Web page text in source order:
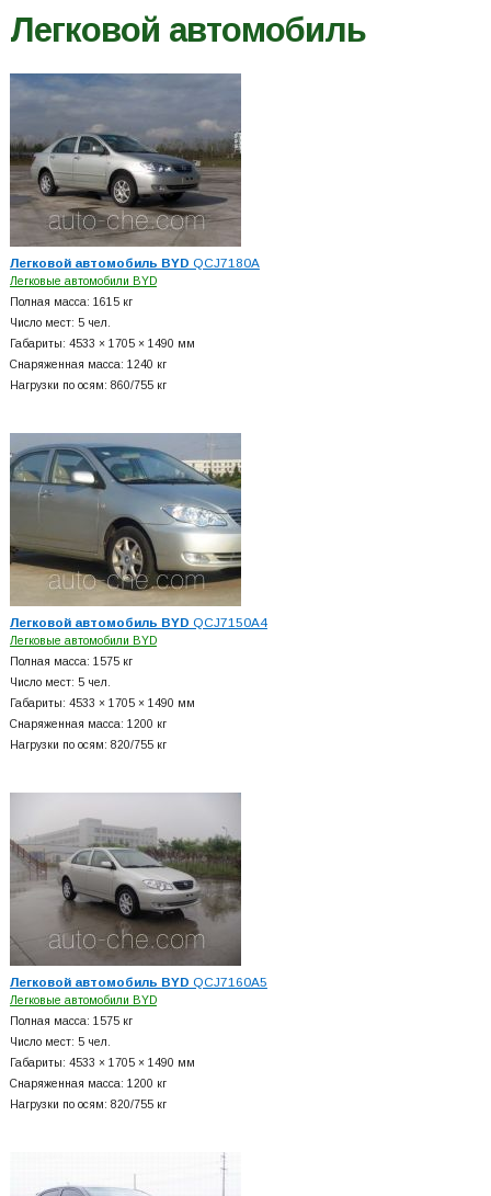
Легковой автомобиль
Легковой автомобиль BYD QCJ7180A
Легковые автомобили BYD
Полная масса: 1615 кг
Число мест: 5 чел.
Габариты: 4533 × 1705 × 1490 мм
Снаряженная масса: 1240 кг
Нагрузки по осям: 860/755 кг
Легковой автомобиль BYD QCJ7150A4
Легковые автомобили BYD
Полная масса: 1575 кг
Число мест: 5 чел.
Габариты: 4533 × 1705 × 1490 мм
Снаряженная масса: 1200 кг
Нагрузки по осям: 820/755 кг
Легковой автомобиль BYD QCJ7160A5
Легковые автомобили BYD
Полная масса: 1575 кг
Число мест: 5 чел.
Габариты: 4533 × 1705 × 1490 мм
Снаряженная масса: 1200 кг
Нагрузки по осям: 820/755 кг